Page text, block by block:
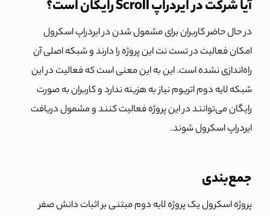
آیا شرکت در ایردراپ Scroll رایگان است؟
در حال حاضر کاربران برای مشمول شدن در ایردراپ اسکرول
امکان فعالیت در تست نت این پروژه را دارند و شبکه اصلی آن
راه‌اندازی نشده است. این به این معنی است که فعالیت در این
شبکه لایه دوم اتریوم نیاز به هزینه ندارد و کاربران به صورت
رایگان می‌توانند در این پروژه فعالیت کنند و مشمول دریافت
ایردراپ اسکرول شوند.
جمع‌بندی
پروژه اسکرول یک پروژه لایه دوم مبتنی بر اثبات دانش صفر